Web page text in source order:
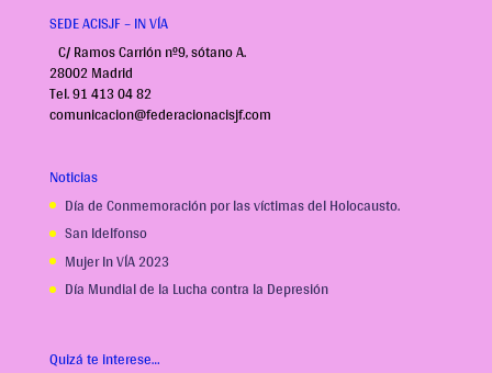
SEDE ACISJF – IN VÍA
C/ Ramos Carrión nº9, sótano A.
28002 Madrid
Tel. 91 413 04 82
comunicacion@federacionacisjf.com
Noticias
Día de Conmemoración por las víctimas del Holocausto.
San Idelfonso
Mujer In VÍA 2023
Día Mundial de la Lucha contra la Depresión
Quizá te interese…